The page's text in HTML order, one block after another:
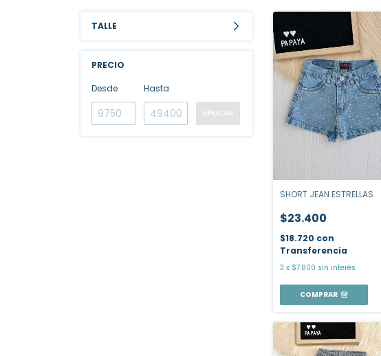
TALLE
PRECIO
Desde
Hasta
APLICAR
SHORT JEAN ESTRELLAS
$23.400
$18.720 con
Transferencia
3 x $7.800 sin interés
COMPRAR